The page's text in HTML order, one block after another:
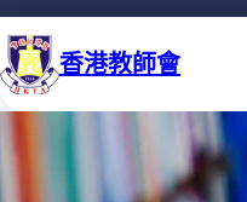
香港教師會